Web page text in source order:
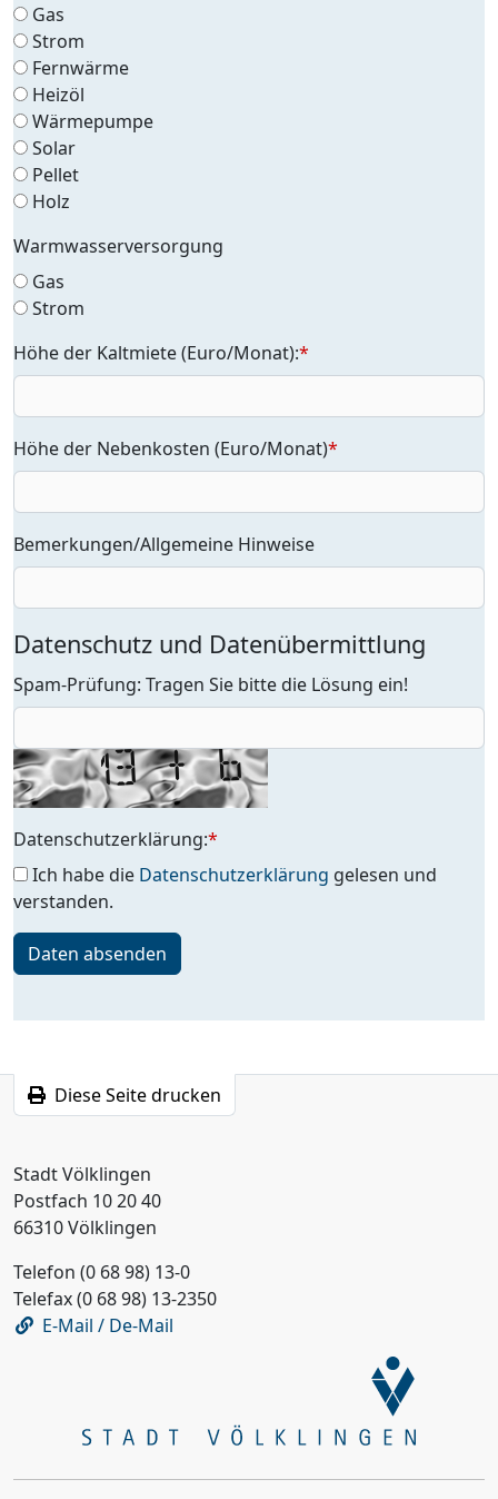
Gas
Strom
Fernwärme
Heizöl
Wärmepumpe
Solar
Pellet
Holz
Warmwasserversorgung
Gas
Strom
Höhe der Kaltmiete (Euro/Monat):*
Höhe der Nebenkosten (Euro/Monat)*
Bemerkungen/Allgemeine Hinweise
Datenschutz und Datenübermittlung
Spam-Prüfung: Tragen Sie bitte die Lösung ein!
Datenschutzerklärung:*
Ich habe die Datenschutzerklärung gelesen und
verstanden.
Diese Seite drucken
Stadt Völklingen
Postfach 10 20 40
66310 Völklingen
Telefon (0 68 98) 13-0
Telefax (0 68 98) 13-2350
E-Mail / De-Mail